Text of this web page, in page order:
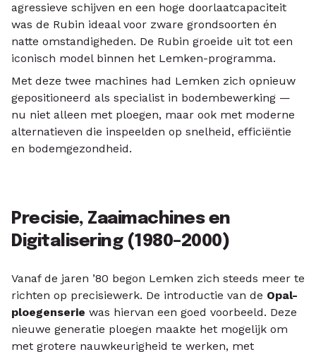
agressieve schijven en een hoge doorlaatcapaciteit
was de Rubin ideaal voor zware grondsoorten én
natte omstandigheden. De Rubin groeide uit tot een
iconisch model binnen het Lemken-programma.
Met deze twee machines had Lemken zich opnieuw
gepositioneerd als specialist in bodembewerking —
nu niet alleen met ploegen, maar ook met moderne
alternatieven die inspeelden op snelheid, efficiëntie
en bodemgezondheid.
Precisie, Zaaimachines en
Digitalisering (1980–2000)
Vanaf de jaren ’80 begon Lemken zich steeds meer te
richten op precisiewerk. De introductie van de Opal-
ploegenserie was hiervan een goed voorbeeld. Deze
nieuwe generatie ploegen maakte het mogelijk om
met grotere nauwkeurigheid te werken, met